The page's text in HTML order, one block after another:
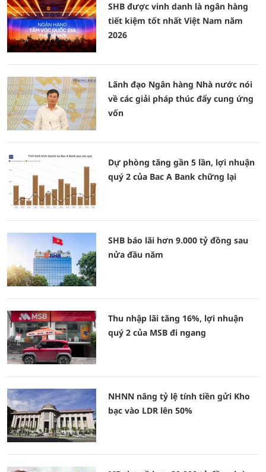
SHB được vinh danh là ngân hàng
tiết kiệm tốt nhất Việt Nam năm
2026
Lãnh đạo Ngân hàng Nhà nước nói
về các giải pháp thúc đẩy cung ứng
vốn
Dự phòng tăng gần 5 lần, lợi nhuận
quý 2 của Bac A Bank chững lại
SHB báo lãi hơn 9.000 tỷ đồng sau
nửa đầu năm
Thu nhập lãi tăng 16%, lợi nhuận
quý 2 của MSB đi ngang
NHNN nâng tỷ lệ tính tiền gửi Kho
bạc vào LDR lên 50%